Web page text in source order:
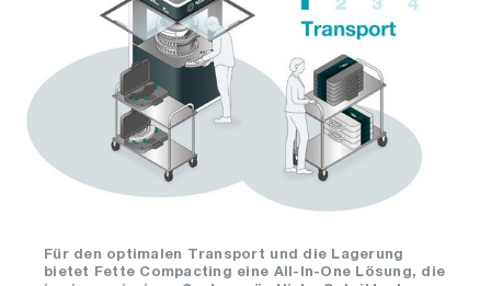
Für den optimalen Transport und die Lagerung
bietet Fette Compacting eine All-In-One Lösung, die